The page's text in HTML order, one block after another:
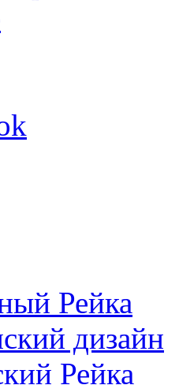
Рейка
дизайн
Рейка